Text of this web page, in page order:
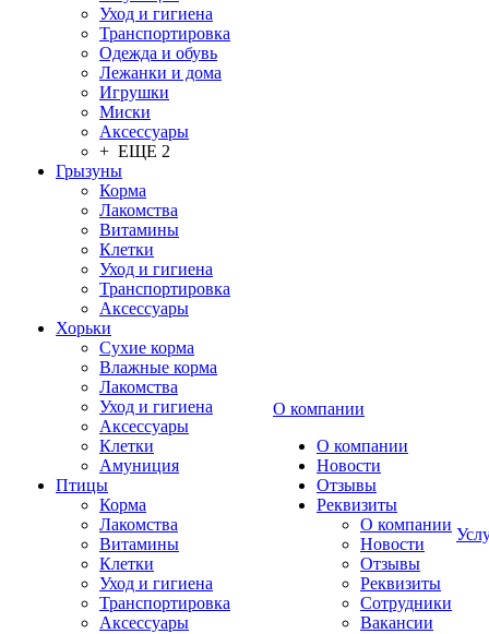
Уход и гигиена
Транспортировка
Одежда и обувь
Лежанки и дома
Игрушки
Миски
Аксессуары
+ ЕЩЕ 2
Грызуны
Корма
Лакомства
Витамины
Клетки
Уход и гигиена
Транспортировка
Аксессуары
Хорьки
Сухие корма
Влажные корма
Лакомства
Уход и гигиена
Аксессуары
Клетки
Амуниция
Птицы
Корма
Лакомства
Витамины
Клетки
Уход и гигиена
Транспортировка
Аксессуары
О компании
О компании
Новости
Отзывы
Реквизиты
О компании
Новости
Отзывы
Реквизиты
Сотрудники
Вакансии